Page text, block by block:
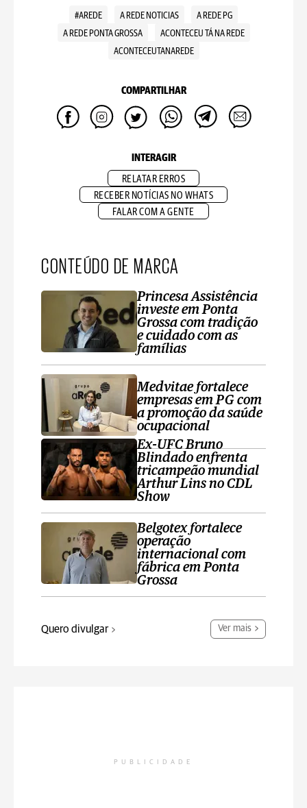
#AREDE A REDE NOTICIAS
A REDE PG
A REDE PONTA GROSSA
ACONTECEU TÁ NA REDE
ACONTECEUTANAREDE
COMPARTILHAR
INTERAGIR
RELATAR ERROS
RECEBER NOTÍCIAS NO WHATS
FALAR COM A GENTE
CONTEÚDO DE MARCA
Princesa Assistência
investe em Ponta
Grossa com tradição
e cuidado com as
famílias
Medvitae fortalece
empresas em PG com
a promoção da saúde
ocupacional
Ex-UFC Bruno
Blindado enfrenta
tricampeão mundial
Arthur Lins no CDL
Show
Belgotex fortalece
operação
internacional com
fábrica em Ponta
Grossa
Quero divulgar Ver mais
PUBLICIDADE